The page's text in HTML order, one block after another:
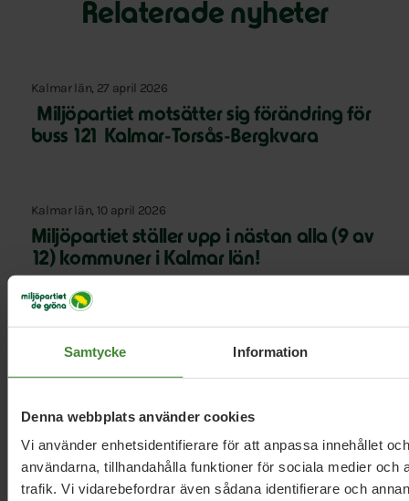
Samtycke Information
Denna webbplats använder cookies
Vi använder enhetsidentifierare för att anpassa innehållet
användarna, tillhandahålla funktioner för sociala medier och
trafik. Vi vidarebefordrar även sådana identifierare och
Relaterade nyheter
Kalmar län, 27 april 2026
Miljöpartiet motsätter sig förändring för
buss 121 Kalmar-Torsås-Bergkvara
Kalmar län, 10 april 2026
Miljöpartiet ställer upp i nästan alla (9 av
12) kommuner i Kalmar län!
Kalmar län, 11 januari 2026
Regionlistor och riksdagslista för MP
Kalmar är nu beslutade!
Läs alla nyheter